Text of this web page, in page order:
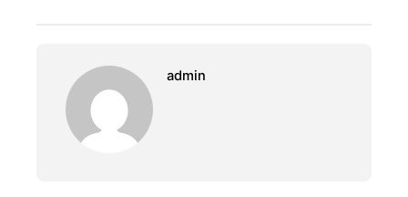
admin